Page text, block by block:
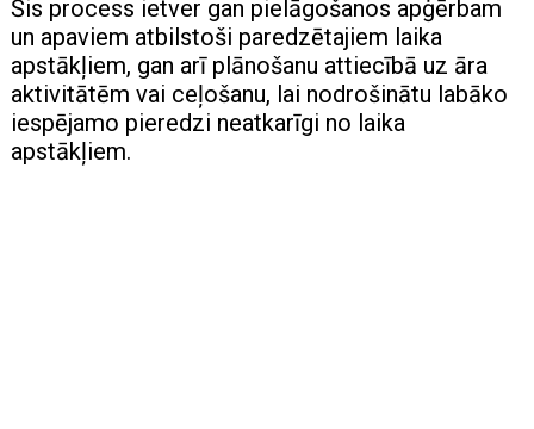
Šis process ietver gan pielāgošanos apģērbam
un apaviem atbilstoši paredzētajiem laika
apstākļiem, gan arī plānošanu attiecībā uz āra
aktivitātēm vai ceļošanu, lai nodrošinātu labāko
iespējamo pieredzi neatkarīgi no laika
apstākļiem.